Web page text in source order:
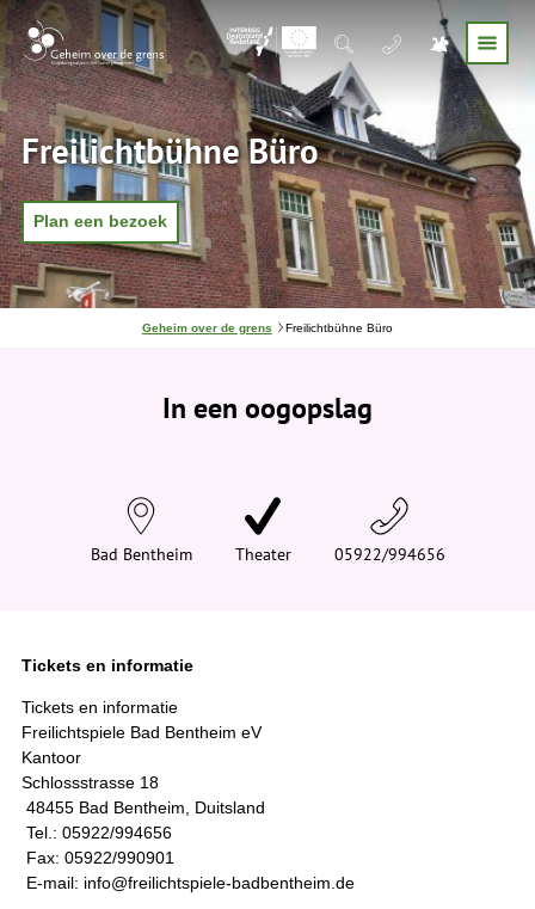
Freilichtbühne Büro
Plan een bezoek
J
e
h
e
Geheim over de grens Freilichtbühne Büro
In een oogopslag
Bad Bentheim Theater 05922/994656
Tickets en informatie
Tickets en informatie
Freilichtspiele Bad Bentheim eV
Kantoor
Schlossstrasse 18
48455 Bad Bentheim, Duitsland
Tel.: 05922/994656
Fax: 05922/990901
E-mail: info@freilichtspiele-badbentheim.de